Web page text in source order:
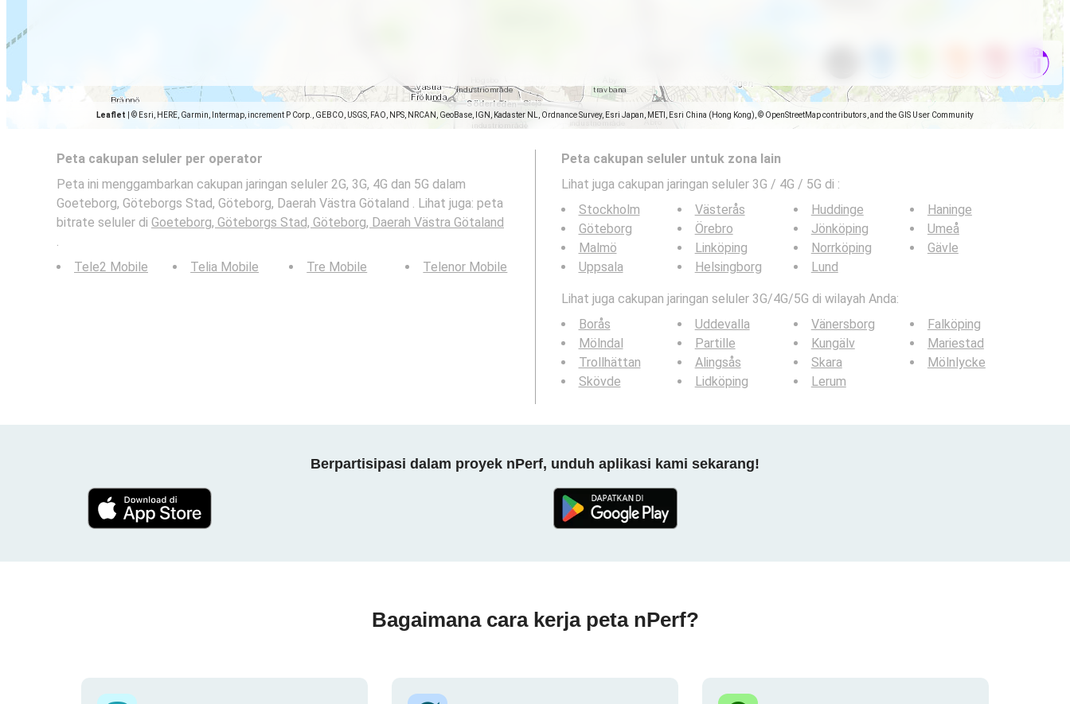
Leaflet © Esri, HERE, Garmin, Intermap, increment P Corp., GEBCO, USGS, FAO, NPS, NRCAN, GeoBase, IGN, Kadaster NL, Ordnance Survey, Esri Japan, METI, Esri China (Hong Kong), © OpenStreetMap contributors, and the GIS User Community
Peta cakupan seluler per operator
Peta ini menggambarkan cakupan jaringan seluler 2G, 3G, 4G dan 5G dalam
Goeteborg, Göteborgs Stad, Göteborg, Daerah Västra Götaland . Lihat juga: peta
bitrate seluler di Goeteborg, Göteborgs Stad, Göteborg, Daerah Västra Götaland
.
Tele2 Mobile
Telia Mobile Tre Mobile Telenor Mobile
Peta cakupan seluler untuk zona lain
Lihat juga cakupan jaringan seluler 3G / 4G / 5G di :
Stockholm
Göteborg
Malmö
Uppsala
Västerås
Örebro
Linköping
Helsingborg
Huddinge
Jönköping
Norrköping
Lund
Haninge
Umeå
Gävle
Lihat juga cakupan jaringan seluler 3G/4G/5G di wilayah Anda:
Borås
Mölndal
Trollhättan
Skövde
Uddevalla
Partille
Alingsås
Lidköping
Vänersborg
Kungälv
Skara
Lerum
Falköping
Mariestad
Mölnlycke
Berpartisipasi dalam proyek nPerf, unduh aplikasi kami sekarang!
Bagaimana cara kerja peta nPerf?